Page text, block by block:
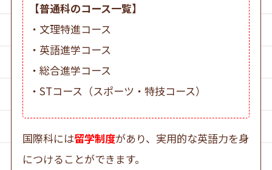
【普通科のコース一覧】
・文理特進コース
・英語進学コース
・総合進学コース
・STコース（スポーツ・特技コース）
国際科には留学制度があり、実用的な英語力を身
につけることができます。